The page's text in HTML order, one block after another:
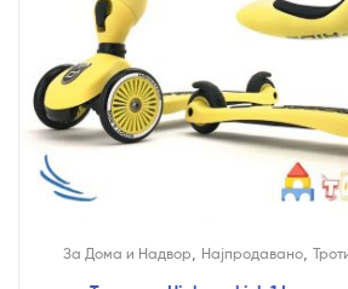
За Дома и Надвор Најпродавано